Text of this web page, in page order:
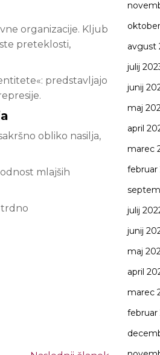
organizacije. Kljub
preteklosti,
predstavljajo
obliko nasilja,
mlajših
trdno
avgust
julij
junij
maj
april
marec
februar
julij
junij
maj
april
marec
februar